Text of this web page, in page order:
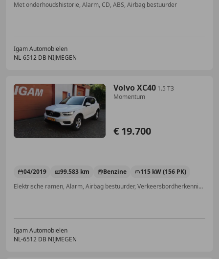
Met onderhoudshistorie, Alarm, CD, ABS, Airbag bestuurder
Igam Automobielen
NL-6512 DB NIJMEGEN
Volvo XC40 1.5 T3
Momentum
€ 19.700
04/2019 99.583 km Benzine
115 kW (156 PK)
Elektrische ramen, Alarm, Airbag bestuurder, Verkeersbordherkenning, ABS, LED verlichting, Dakrails, Nieuwe APK
Igam Automobielen
NL-6512 DB NIJMEGEN